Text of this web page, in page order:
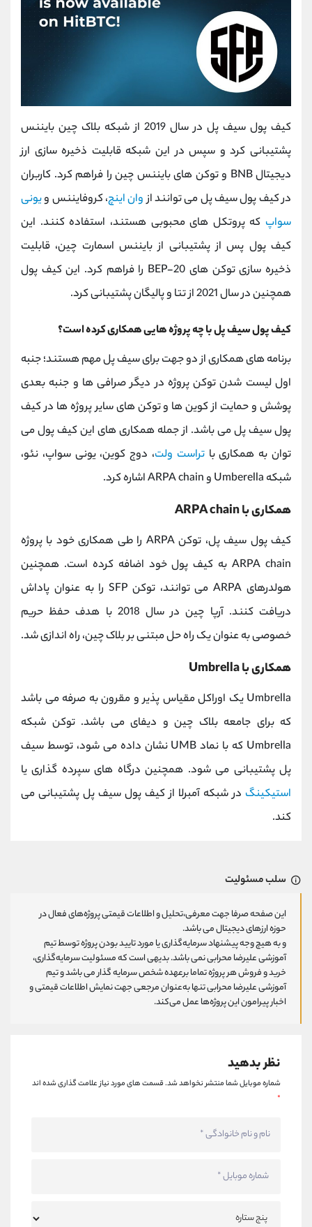
کیف پول سیف پل در سال 2019 از شبکه بلاک چین بایننس
پشتیبانی کرد و سپس در این شبکه قابلیت ذخیره سازی ارز
دیجیتال BNB و توکن های بایننس چین را فراهم کرد. کاربران
در کیف پول سیف پل می توانند ازوان اینچ، کروفایننس ویونی
سواپ که پروتکل های محبوبی هستند، استفاده کنند. این
کیف پول پس از پشتیبانی از بایننس اسمارت چین، قابلیت
ذخیره سازی توکن های BEP-20 را فراهم کرد. این کیف پول
همچنین در سال 2021 از تتا و پالیگان پشتیبانی کرد.
کیف پول سیف پل با چه پروژه هایی همکاری کرده است؟
برنامه های همکاری از دو جهت برای سیف پل مهم هستند؛ جنبه
اول لیست شدن توکن پروژه در دیگر صرافی ها و جنبه بعدی
پوشش و حمایت از کوین ها و توکن های سایر پروژه ها در کیف
پول سیف پل می باشد. از جمله همکاری های این کیف پول می
توان به همکاری باتراست ولت، دوج کوین، یونی سواپ، نئو،
شبکه Umberella و ARPA chain اشاره کرد.
همکاری با ARPA chain
کیف پول سیف پل، توکن ARPA را طی همکاری خود با پروژه
ARPA chain به کیف پول خود اضافه کرده است. همچنین
هولدرهای ARPA می توانند، توکن SFP را به عنوان پاداش
دریافت کنند. آرپا چین در سال 2018 با هدف حفظ حریم
خصوصی به عنوان یک راه حل مبتنی بر بلاک چین، راه اندازی شد.
همکاری با Umbrella
Umbrella یک اوراکل مقیاس پذیر و مقرون به صرفه می باشد
که برای جامعه بلاک چین و دیفای می باشد. توکن شبکه
Umbrella که با نماد UMB نشان داده می شود، توسط سیف
پل پشتیبانی می شود. همچنین درگاه های سپرده گذاری یا
استیکینگ در شبکه آمبرلا از کیف پول سیف پل پشتیبانی می
کند.
سلب مسئولیت
این صفحه صرفا جهت معرفی،تحلیل و اطلاعات قیمتی پروژه‌های فعال در
حوزه ارزهای دیجیتال می باشد.
و به هیچ وجه پیشنهاد سرمایه‌گذاری یا مورد تایید بودن پروژه توسط تیم
آموزشی علیرضا محرابی نمی باشد. بدیهی است که مسئولیت سرمایه‌گذاری،
خرید و فروش هر پروژه تماما برعهده شخص سرمایه گذار می باشد و تیم
آموزشی علیرضا محرابی تنها به‌عنوان مرجعی جهت نمایش اطلاعات قیمتی و
اخبار پیرامون این پروژه‌‌ها عمل می‌کند.
نظر بدهید
شماره موبایل شما منتشر نخواهد شد.قسمت های مورد نیاز علامت گذاری شده اند
*